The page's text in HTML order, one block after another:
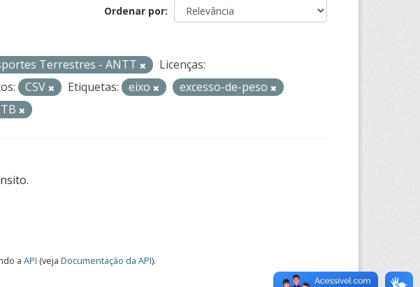
Ordenar por
Terrestres - ANTT
Licenças:
CSV Etiquetas: eixo
excesso-de-peso
a API (veja Documentação da API).